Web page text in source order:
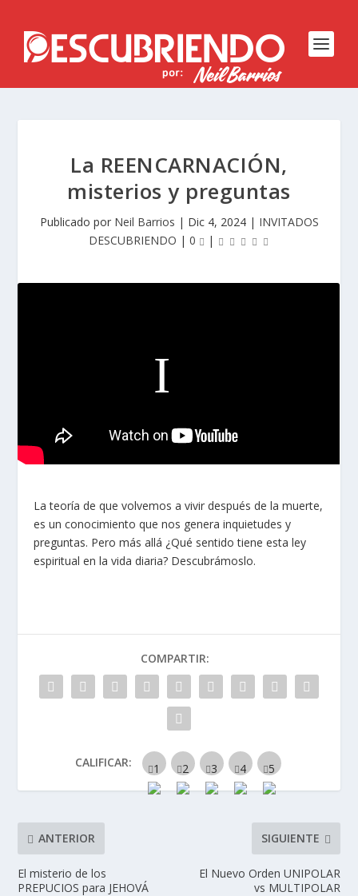
La REENCARNACIÓN,
misterios y preguntas
Publicado por Neil Barrios | Dic 4, 2024| INVITADOS
DESCUBRIENDO | 0 |
La teoría de que volvemos a vivir después de la muerte,
es un conocimiento que nos genera inquietudes y
preguntas. Pero más allá ¿Qué sentido tiene esta ley
espiritual en la vida diaria? Descubrámoslo.
COMPARTIR:
CALIFICAR:
ANTERIOR
El misterio de los
PREPUCIOS para JEHOVÁ
SIGUIENTE
El Nuevo Orden UNIPOLAR
vs MULTIPOLAR